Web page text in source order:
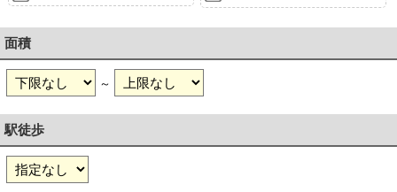
面積
～
駅徒歩